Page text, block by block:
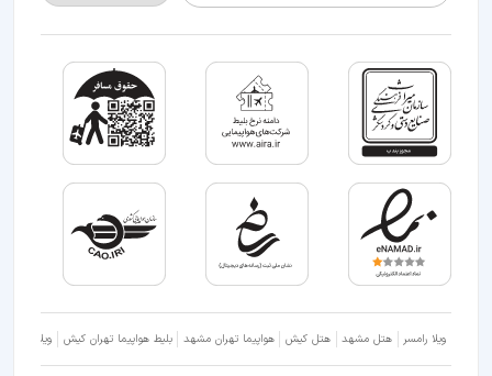
ویلا رامسر هتل مشهد هتل کیش هواپیما تهران مشهد بلیط هواپیما تهران کیش ویلا شمال